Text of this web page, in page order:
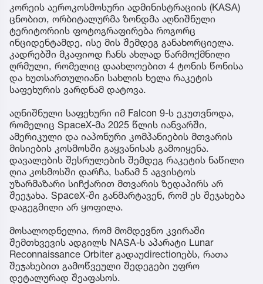
კორეის აეროკოსმოსური ადმინისტრაციის (KASA)
ცნობით, ორბიტალურმა ზონდმა აღნიშნული
ტერიტორიის ფოტოგრაფირება როგორც
ინციდენტამდე, ისე მის შემდეგ განახორციელა.
კადრებში მკაფიოდ ჩანს ახლად წარმოქმნილი
ღრმული, რომელიც დაახლოებით 4 ტონის წონისა
და ხუთსართულიანი სახლის ხელა რაკეტის
საფეხურის ვარდნამ დატოვა.
აღნიშნული საფეხური იმ Falcon 9-ს ეკუთვნოდა,
რომელიც SpaceX-მა 2025 წლის იანვარში,
ამერიკული და იაპონური კომპანიების მთვარის
მისიების კოსმოსში გაყვანისას გამოიყენა.
დავალების შესრულების შემდეგ რაკეტის ნაწილი
ღია კოსმოსში დარჩა, სანამ 5 აგვისტოს
უზარმაზარი სიჩქარით მთვარის ზედაპირს არ
შეეჯახა. SpaceX-ში განმარტავენ, რომ ეს შეჯახება
დაგეგმილი არ ყოფილა.
მოსალოდნელია, რომ მომდევნო კვირაში
შემთხვევის ადგილს NASA-ს აპარატი Lunar
Reconnaissance Orbiter გადაუdirectionებს, რათა
შეჯახებით გამოწვეული შედეგები უფრო
დეტალურად შეაფასოს.